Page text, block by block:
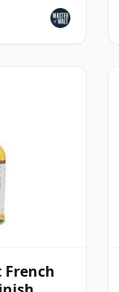
French